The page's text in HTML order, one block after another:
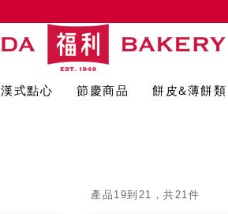
漢式點心 節慶商品 餅皮&薄餅類
產品19到21，共21件